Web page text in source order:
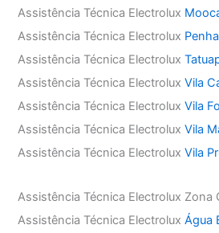
Assistência Técnica Electrolux
Assistência Técnica Electrolux Penha
Assistência Técnica Electrolux
Assistência Técnica ElectroluxVila
Assistência Técnica ElectroluxVila
Assistência Técnica ElectroluxVila
Assistência Técnica ElectroluxVila
Assistência Técnica Electrolux Zona
Assistência Técnica ElectroluxÁgua